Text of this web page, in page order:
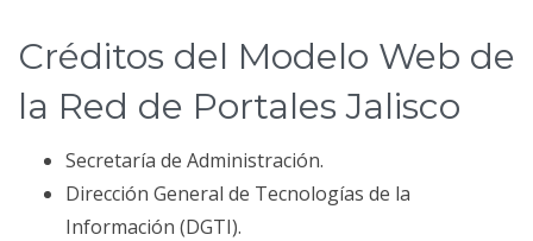
ventana)
Créditos del Modelo Web de
la Red de Portales Jalisco
Secretaría de Administración.
Dirección General de Tecnologías de la
Información (DGTI).